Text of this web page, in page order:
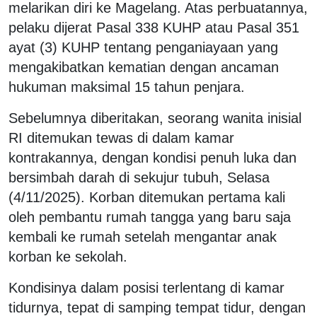
melarikan diri ke Magelang. Atas perbuatannya,
pelaku dijerat Pasal 338 KUHP atau Pasal 351
ayat (3) KUHP tentang penganiayaan yang
mengakibatkan kematian dengan ancaman
hukuman maksimal 15 tahun penjara.
Sebelumnya diberitakan, seorang wanita inisial
RI ditemukan tewas di dalam kamar
kontrakannya, dengan kondisi penuh luka dan
bersimbah darah di sekujur tubuh, Selasa
(4/11/2025). Korban ditemukan pertama kali
oleh pembantu rumah tangga yang baru saja
kembali ke rumah setelah mengantar anak
korban ke sekolah.
Kondisinya dalam posisi terlentang di kamar
tidurnya, tepat di samping tempat tidur, dengan